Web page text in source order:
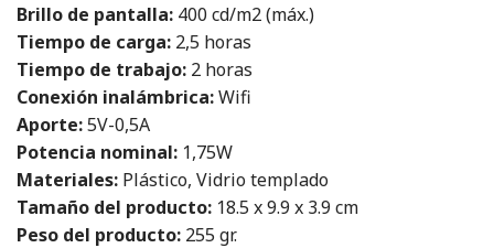
Brillo de pantalla: 400 cd/m2 (máx.)
Tiempo de carga: 2,5 horas
Tiempo de trabajo: 2 horas
Conexión inalámbrica:Wifi
Aporte:5V-0,5A
Potencia nominal: 1,75W
Materiales: Plástico, Vidrio templado
Tamaño del producto: 18.5 x 9.9 x 3.9 cm
Peso del producto: 255 gr.